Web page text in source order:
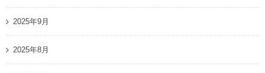
2025年9月
2025年8月